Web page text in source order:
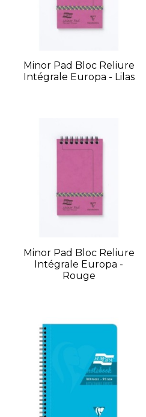
Minor Pad Bloc Reliure
Intégrale Europa - Lilas
Minor Pad Bloc Reliure
Intégrale Europa -
Rouge